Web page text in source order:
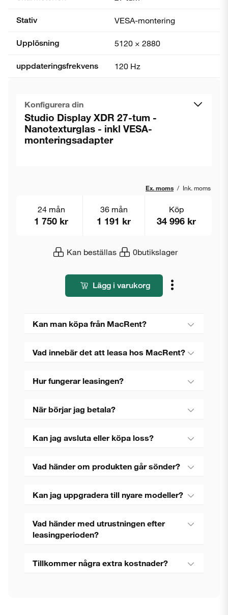
Stativ VESA-montering
Upplösning 5120 × 2880
uppdaterings­frekvens 120 Hz
Konfigurera din
Studio Display XDR 27-tum -
Nanotexturglas - inkl VESA-
monteringsadapter
Ex. moms / Ink. moms
Kan beställas 0butikslager
24 mån
1 750 kr
36 mån
1 191 kr
Köp
34 996 kr
Lägg i varukorg
Kan man köpa från MacRent?
Vad innebär det att leasa hos MacRent?
Hur fungerar leasingen?
När börjar jag betala?
Kan jag avsluta eller köpa loss?
Vad händer om produkten går sönder?
Kan jag uppgradera till nyare modeller?
Vad händer med utrustningen efter
leasingperioden?
Tillkommer några extra kostnader?